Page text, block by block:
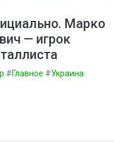
Марко
— игрок
#Главное #Украина